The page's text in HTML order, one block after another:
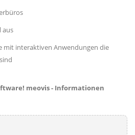
aus
mit interaktiven Anwendungen die
meovis - Informationen